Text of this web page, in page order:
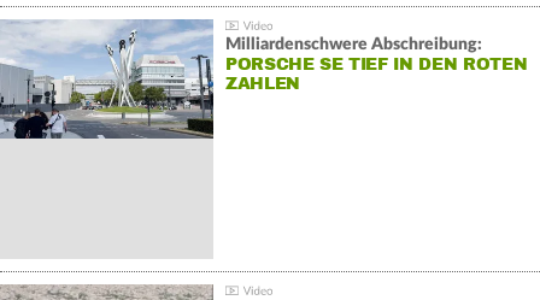
Milliardenschwere Abschreibung:
PORSCHE SE TIEF IN DEN ROTEN
ZAHLEN